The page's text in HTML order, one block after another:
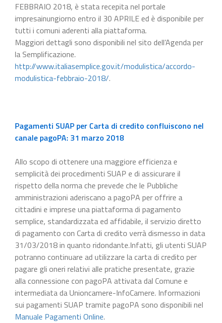
FEBBRAIO 2018, è stata recepita nel portale
impresainungiorno entro il 30 APRILE ed è disponibile per
tutti i comuni aderenti alla piattaforma.
Maggiori dettagli sono disponibili nel sito dell’Agenda per
la Semplificazione.
http://www.italiasemplice.gov.it/modulistica/accordo-
modulistica-febbraio-2018/.
Pagamenti SUAP per Carta di credito confluiscono nel
canale pagoPA: 31 marzo 2018
Allo scopo di ottenere una maggiore efficienza e
semplicità dei procedimenti SUAP e di assicurare il
rispetto della norma che prevede che le Pubbliche
amministrazioni aderiscano a pagoPA per offrire a
cittadini e imprese una piattaforma di pagamento
semplice, standardizzata ed affidabile, il servizio diretto
di pagamento con Carta di credito verrà dismesso in data
31/03/2018 in quanto ridondante.Infatti, gli utenti SUAP
potranno continuare ad utilizzare la carta di credito per
pagare gli oneri relativi alle pratiche presentate, grazie
alla connessione con pagoPA attivata dal Comune e
intermediata da Unioncamere-InfoCamere. Informazioni
sui pagamenti SUAP tramite pagoPA sono disponibili nel
Manuale Pagamenti Online.